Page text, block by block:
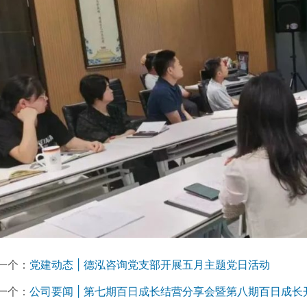
个： 党建动态 | 德泓咨询党支部开展五月主题党日活动
个： 公司要闻 | 第七期百日成长结营分享会暨第八期百日成长